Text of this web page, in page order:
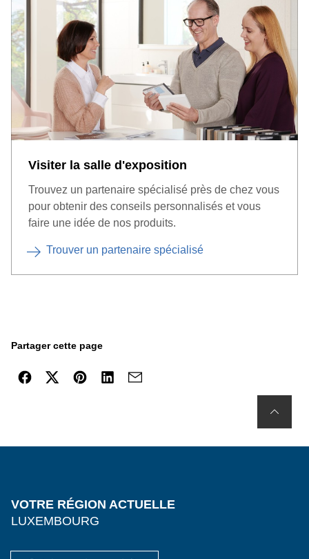
Visiter la salle d'exposition
Trouvez un partenaire spécialisé près de chez vous
pour obtenir des conseils personnalisés et vous
faire une idée de nos produits.
Trouver un partenaire spécialisé
Partager cette page
VOTRE RÉGION ACTUELLE
LUXEMBOURG